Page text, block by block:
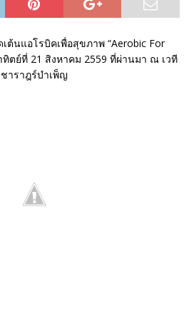
ต้นแอโรบิคเพื่อสุขภาพ “Aerobic For
ทิตย์ที่ 21 สิงหาคม 2559 ที่ผ่านมา ณ เวที
าราฎร์บำเพ็ญ